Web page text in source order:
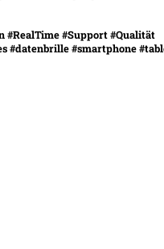
#RealTime #Support #Qualität
#datenbrille #smartphone